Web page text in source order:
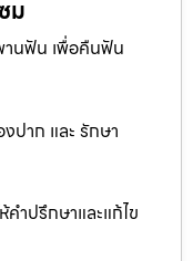
ม
านฟัน เพื่อคืนฟัน
ปาก และ รักษา
ำปรึกษาและแก้ไข